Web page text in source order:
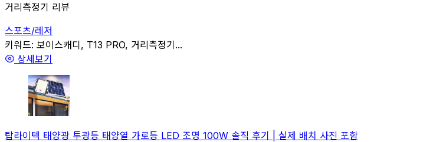
거리측정기 리뷰
스포츠/레저
관련
키워드: 보이스캐디, T13 PRO, 거리측정기...
상세보기
탑라이텍 태양광 투광등 태양열 가로등 LED 조명 100W 솔직 후기 | 실제 배치 사진 포함